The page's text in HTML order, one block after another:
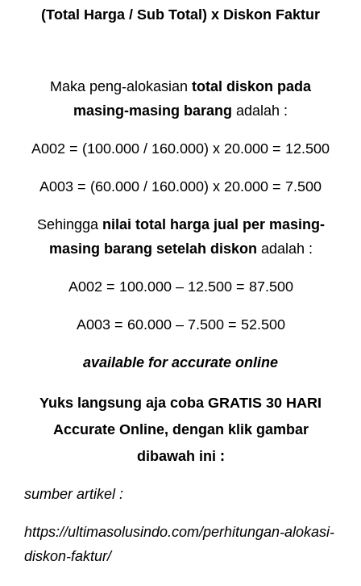
(Total Harga / Sub Total) x Diskon Faktur
Maka peng-alokasian total diskon pada
masing-masing barang adalah :
A002 = (100.000 / 160.000) x 20.000 = 12.500
A003 = (60.000 / 160.000) x 20.000 = 7.500
Sehingga nilai total harga jual per masing-
masing barang setelah diskon adalah :
A002 = 100.000 – 12.500 = 87.500
A003 = 60.000 – 7.500 = 52.500
available for accurate online
Yuks langsung aja coba GRATIS 30 HARI
Accurate Online, dengan klik gambar
dibawah ini :
sumber artikel :
https://ultimasolusindo.com/perhitungan-alokasi-
diskon-faktur/